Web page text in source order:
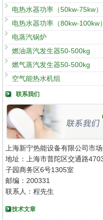
电热水器功率（50kw-75kw）
电热水器功率（80kw-100kw）
电蒸汽锅炉
燃油蒸汽发生器50-500kg
燃气蒸汽发生器50-500kg
空气能热水机组
联系我们
上海新宁热能设备有限公司市
地址：上海市普陀区交通路
子园商务区6号1305室
邮编：200331
联系人：程先生
技术文章